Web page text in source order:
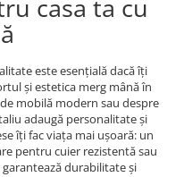
casa ta cu
este esențială dacă îți
și estetica merg mână în
mobilă modern sau despre
adaugă personalitate și
îți fac viața mai ușoară: un
pentru cuier rezistentă sau
durabilitate și